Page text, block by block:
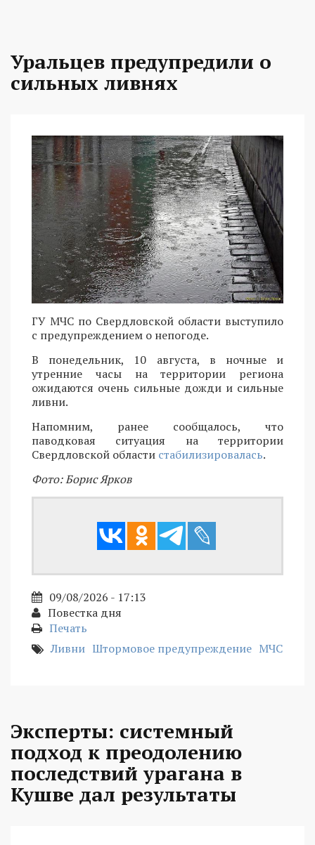
Уральцев предупредили о
сильных ливнях
ГУ МЧС по Свердловской области выступило
с предупреждением о непогоде.
В понедельник, 10 августа, в ночные и
утренние часы на территории региона
ожидаются очень сильные дожди и сильные
ливни.
Напомним, ранее сообщалось, что
паводковая ситуация на территории
Свердловской области стабилизировалась.
Фото: Борис Ярков
09/08/2026 - 17:13
Повестка дня
Печать
Ливни Штормовое предупреждение МЧС
Эксперты: системный
подход к преодолению
последствий урагана в
Кушве дал результаты